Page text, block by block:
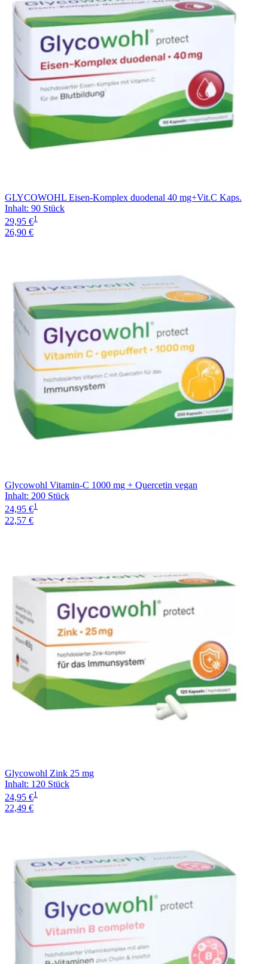
GLYCOWOHL Eisen-Komplex duodenal 40 mg+Vit.C Kaps.
Inhalt: 90 Stück
29,95 €1
26,90 €
Glycowohl Vitamin-C 1000 mg + Quercetin vegan
Inhalt: 200 Stück
24,95 €1
22,57 €
Glycowohl Zink 25 mg
Inhalt: 120 Stück
24,95 €1
22,49 €